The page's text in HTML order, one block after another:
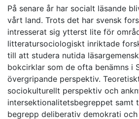
På senare år har socialt läsande
vårt land. Trots det har svensk
intresserat sig ytterst lite för
litteratursociologiskt inriktade
till att studera nutida
bokcirklar som de ofta benämns i
övergripande perspektiv.
sociokulturellt perspektiv och
intersektionalitetsbegreppet samt
begrepp deliberativ demokrati